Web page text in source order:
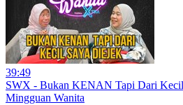
39:49
SWX - Bukan KENAN Tapi Dari
Mingguan Wanita